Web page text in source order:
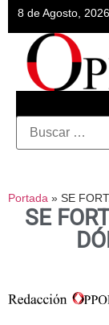
8 de Agosto, 2026
Portada » SE
SE